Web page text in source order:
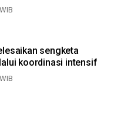
sengketa
koordinasi intensif